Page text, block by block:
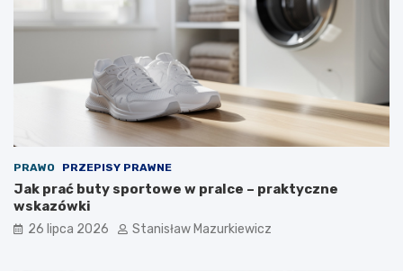
PRAWO PRZEPISY PRAWNE
Jak prać buty sportowe w pralce – praktyczne
wskazówki
26 lipca 2026 Stanisław Mazurkiewicz